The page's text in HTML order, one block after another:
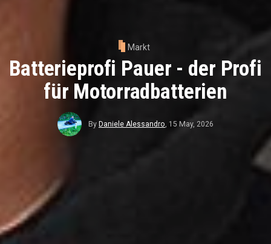
Markt
Batterieprofi Pauer - der Profi
für Motorradbatterien
By Daniele Alessandro, 15 May, 2026